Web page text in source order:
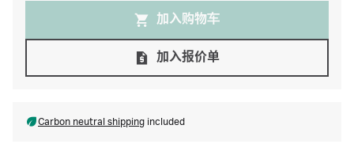
加入购物⻋
加入报价单
Carbon neutral shipping included